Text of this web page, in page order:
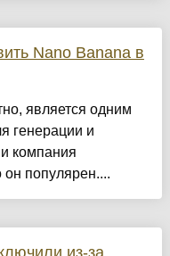
Nano Banana в
является одним
генерации и
компания
он популярен....